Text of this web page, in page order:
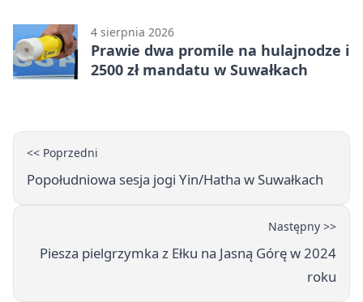
4 sierpnia 2026
Prawie dwa promile na hulajnodze i
2500 zł mandatu w Suwałkach
<< Poprzedni
Popołudniowa sesja jogi Yin/Hatha w Suwałkach
Następny >>
Piesza pielgrzymka z Ełku na Jasną Górę w 2024
roku